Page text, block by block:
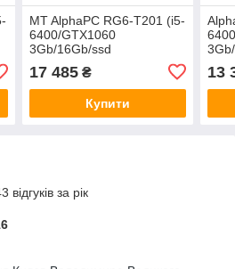
MT AlphaPC RG6-T201 (i5-
6400/GTX1060
3Gb/16Gb/ssd
17 485₴
Купити
13
за рік